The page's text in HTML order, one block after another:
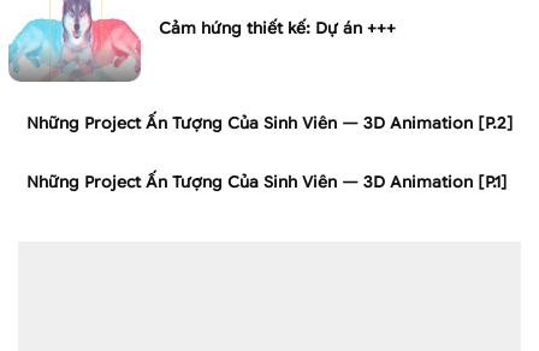
Cảm hứng thiết kế: Dự án +++
Những Project Ấn Tượng Của Sinh Viên — 3D Animation [P.2]
Những Project Ấn Tượng Của Sinh Viên — 3D Animation [P.1]